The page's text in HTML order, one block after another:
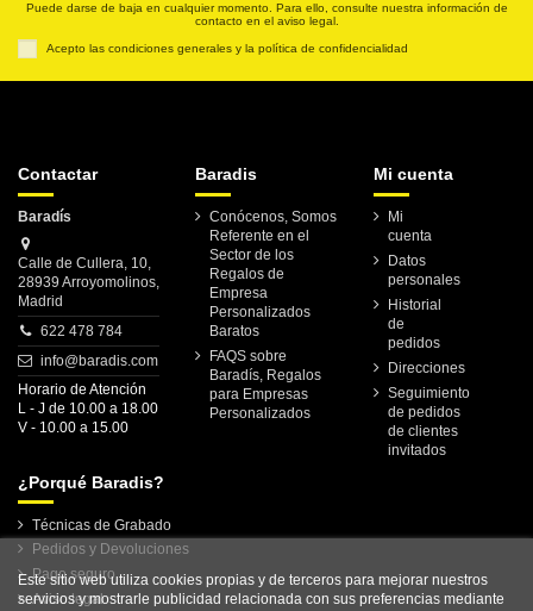
Puede darse de baja en cualquier momento. Para ello, consulte nuestra información de
contacto en el aviso legal.
Acepto las condiciones generales y la política de confidencialidad
Contactar
Baradís
Calle de Cullera, 10,
28939 Arroyomolinos,
Madrid
622 478 784
info@baradis.com
Horario de Atención
L - J de 10.00 a 18.00
V - 10.00 a 15.00
Baradis
Conócenos, Somos
Referente en el
Sector de los
Regalos de
Empresa
Personalizados
Baratos
FAQS sobre
Baradís, Regalos
para Empresas
Personalizados
Mi cuenta
Mi
cuenta
Datos
personales
Historial
de
pedidos
Direcciones
Seguimiento
de pedidos
de clientes
invitados
¿Porqué Baradis?
Técnicas de Grabado
Pedidos y Devoluciones
Pago seguro
Aviso legal
Este sitio web utiliza cookies propias y de terceros para mejorar nuestros
servicios y mostrarle publicidad relacionada con sus preferencias mediante